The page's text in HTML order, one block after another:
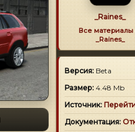
_Raines_
Все материалы
_Raines_
Версия: Beta
Размер: 4.48 Mb
Источник:
Документация: